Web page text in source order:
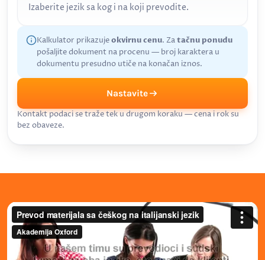
Izaberite jezik sa kog i na koji prevodite.
Kalkulator prikazujeokvirnu cenu. Zatačnu ponudu
pošaljite dokument na procenu — broj karaktera u
dokumentu presudno utiče na konačan iznos.
Nastavite
Kontakt podaci se traže tek u drugom koraku — cena i rok su
bez obaveze.